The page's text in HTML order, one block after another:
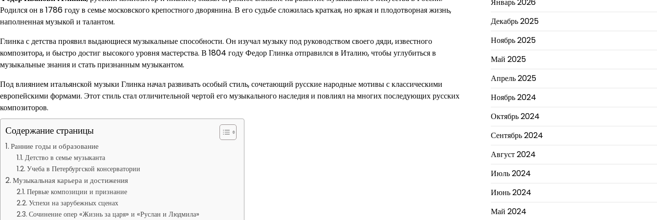
Родился он в 1786 году в семье московского крепостного дворянина. В его судьбе сложилась краткая, но яркая и плодотворная жизнь,
наполненная музыкой и талантом.
Глинка с детства проявил выдающиеся музыкальные способности. Он изучал музыку под руководством своего дяди, известного
композитора, и быстро достиг высокого уровня мастерства. В 1804 году Федор Глинка отправился в Италию, чтобы углубиться в
музыкальные знания и стать признанным музыкантом.
Под влиянием итальянской музыки Глинка начал развивать особый стиль, сочетающий русские народные мотивы с классическими
европейскими формами. Этот стиль стал отличительной чертой его музыкального наследия и повлиял на многих последующих русских
композиторов.
Содержание страницы
Ранние годы и образование
Детство в семье музыканта
Учеба в Петербургской консерватории
Музыкальная карьера и достижения
Первые композиции и признание
Успехи на зарубежных сценах
Сочинение опер «Жизнь за царя» и «Руслан и Людмила»
Декабрь 2025
Ноябрь 2025
Май 2025
Апрель 2025
Ноябрь 2024
Октябрь 2024
Сентябрь 2024
Август 2024
Июль 2024
Июнь 2024
Май 2024